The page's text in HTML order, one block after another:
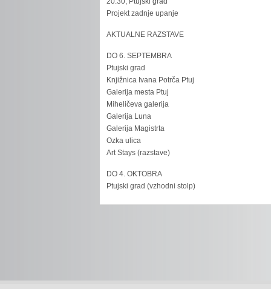
Projekt zadnje upanje
AKTUALNE RAZSTAVE
DO 6. SEPTEMBRA
Ptujski grad
Knjižnica Ivana Potrča Ptuj
Galerija mesta Ptuj
Miheličeva galerija
Galerija Luna
Galerija Magistrta
Ozka ulica
Art Stays (razstave)
DO 4. OKTOBRA
Ptujski grad (vzhodni stolp)